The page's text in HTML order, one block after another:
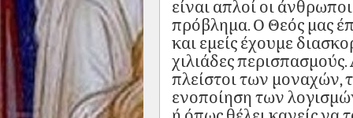
είναι απλοί οι
πρόβλημα. Ο Θεός μας
και εμείς έχουμε
χιλιάδες
πλείστοι των μοναχών,
ενοποίηση των